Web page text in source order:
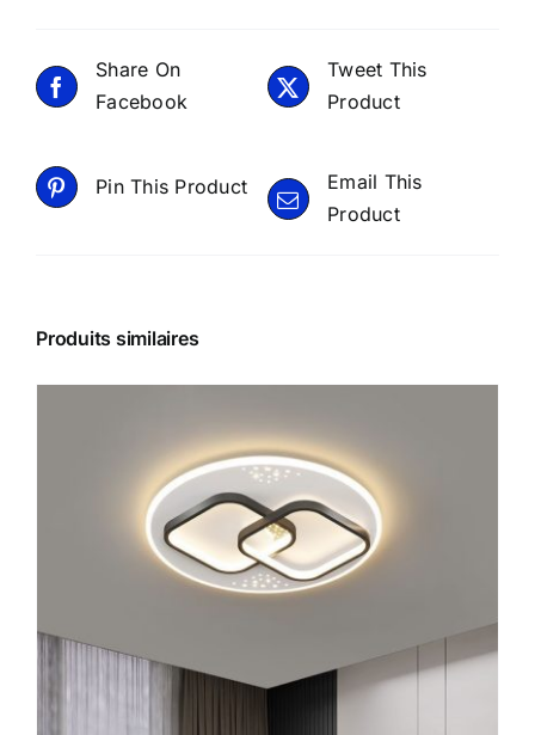
Share On
Facebook
Tweet This
Product
Pin This Product
Email This
Product
Produits similaires